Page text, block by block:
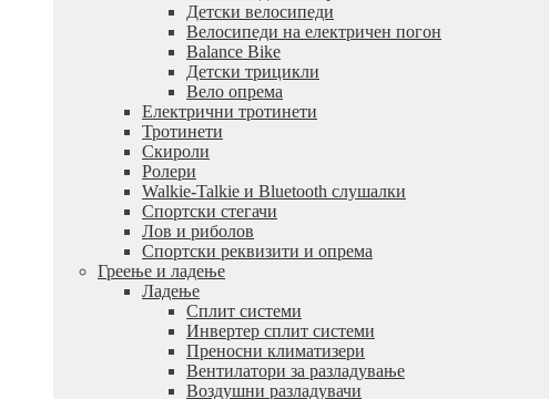
Детски велосипеди
Велосипеди на електричен погон
Balance Bike
Детски трицикли
Вело опрема
Електрични тротинети
Тротинети
Скироли
Ролери
Walkie-Talkie и Bluetooth слушалки
Спортски стегачи
Лов и риболов
Спортски реквизити и опрема
Греење и ладење
Ладење
Сплит системи
Инвертер сплит системи
Преносни климатизери
Вентилатори за разладување
Воздушни разладувачи